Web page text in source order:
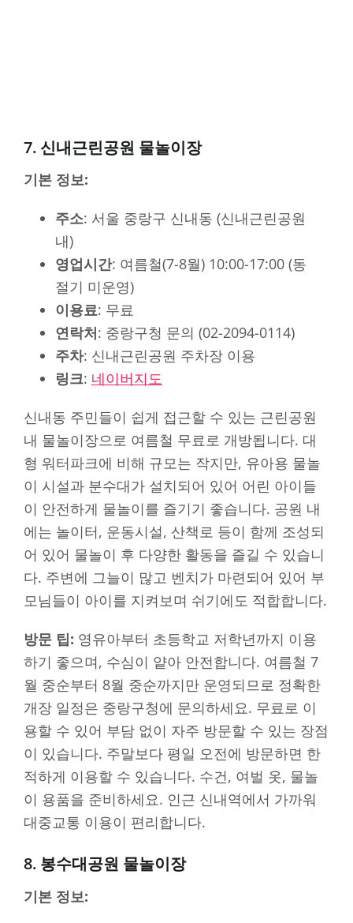
7. 신내근린공원 물놀이장
기본 정보:
주소: 서울 중랑구 신내동 (신내근린공원
내)
영업시간: 여름철(7-8월) 10:00-17:00 (동
절기 미운영)
이용료: 무료
연락처: 중랑구청 문의 (02-2094-0114)
주차: 신내근린공원 주차장 이용
링크: 네이버지도
신내동 주민들이 쉽게 접근할 수 있는 근린공원
내 물놀이장으로 여름철 무료로 개방됩니다. 대
형 워터파크에 비해 규모는 작지만, 유아용 물놀
이 시설과 분수대가 설치되어 있어 어린 아이들
이 안전하게 물놀이를 즐기기 좋습니다. 공원 내
에는 놀이터, 운동시설, 산책로 등이 함께 조성되
어 있어 물놀이 후 다양한 활동을 즐길 수 있습니
다. 주변에 그늘이 많고 벤치가 마련되어 있어 부
모님들이 아이를 지켜보며 쉬기에도 적합합니다.
방문 팁: 영유아부터 초등학교 저학년까지 이용
하기 좋으며, 수심이 얕아 안전합니다. 여름철 7
월 중순부터 8월 중순까지만 운영되므로 정확한
개장 일정은 중랑구청에 문의하세요. 무료로 이
용할 수 있어 부담 없이 자주 방문할 수 있는 장점
이 있습니다. 주말보다 평일 오전에 방문하면 한
적하게 이용할 수 있습니다. 수건, 여벌 옷, 물놀
이 용품을 준비하세요. 인근 신내역에서 가까워
대중교통 이용이 편리합니다.
8. 봉수대공원 물놀이장
기본 정보: